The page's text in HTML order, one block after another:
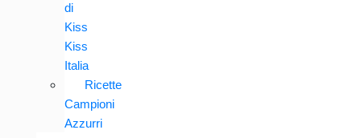
di
Kiss
Kiss
Italia
Ricette
Campioni
Azzurri